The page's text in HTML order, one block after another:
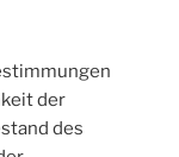
der
des